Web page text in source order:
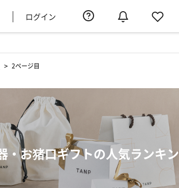
ログイン
> 2ページ目
・お猪口ギフトの人気ランキン